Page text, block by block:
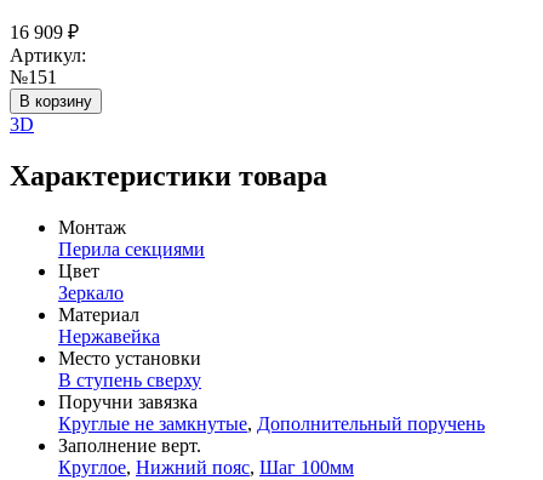
16 909 ₽
Артикул:
№151
В корзину
3D
Характеристики товара
Монтаж
Перила секциями
Цвет
Зеркало
Материал
Нержавейка
Место установки
В ступень сверху
Поручни завязка
Круглые не замкнутые, Дополнительный поручень
Заполнение верт.
Круглое, Нижний пояс, Шаг 100мм